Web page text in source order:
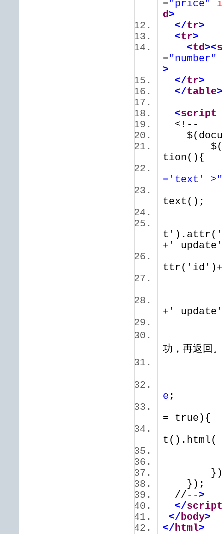
="price"
d>
</tr>
<tr>
<td><
="number"
>
</tr>
</table>
<script
<!--
tion(){
='text' >"
text();
功，再返
e ;
=
});
//-->
</script
</body>
</html>